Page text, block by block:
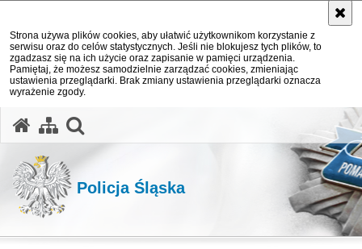
Strona używa plików cookies, aby ułatwić użytkownikom korzystanie z
serwisu oraz do celów statystycznych. Jeśli nie blokujesz tych plików, to
zgadzasz się na ich użycie oraz zapisanie w pamięci urządzenia.
Pamiętaj, że możesz samodzielnie zarządzać cookies, zmieniając
ustawienia przeglądarki. Brak zmiany ustawienia przeglądarki oznacza
wyrażenie zgody.
Policja Śląska